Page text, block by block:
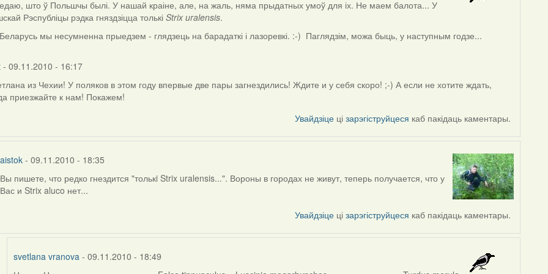
што ў Польшчы былі. У нашай краіне, але, на жаль, няма прыдатных умоў для іх. Не маем балота... У
Рэспубліцы рэдка гняздзіцца толькіStrix uralensis.
мы несумненна прыедзем - глядзець на барадаткі і лазоревкі. :-) Паглядзім, можа быць, у наступным годзе...
-09.11.2010 - 16:17
из Чехии! У поляков в этом году впервые две пары загнездились! Ждите и у себя скоро! ;-) А если не хотите ждать,
приезжайте к нам! Покажем!
Увайдзіце цізарэгіструйцеся каб пакідаць каментары.
aistok - 09.11.2010 - 18:35
In
reply
svetlana
Вы пишете, что редко гнездится "толькi Strix uralensis...". Вороны в городах не живут, теперь получается, что у
Вас и Strix aluco нет...
Увайдзіце цізарэгіструйцеся каб пакідаць каментары.
svetlana vranova - 09.11.2010 - 18:49